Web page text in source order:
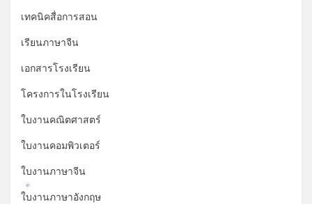
เทคนิคสื่อการสอน
เรียนภาษาจีน
เอกสารโรงเรียน
โครงการในโรงเรียน
ใบงานคณิตศาสตร์
ใบงานคอมพิวเตอร์
ใบงานภาษาจีน
ใบงานภาษาอังกฤษ
*